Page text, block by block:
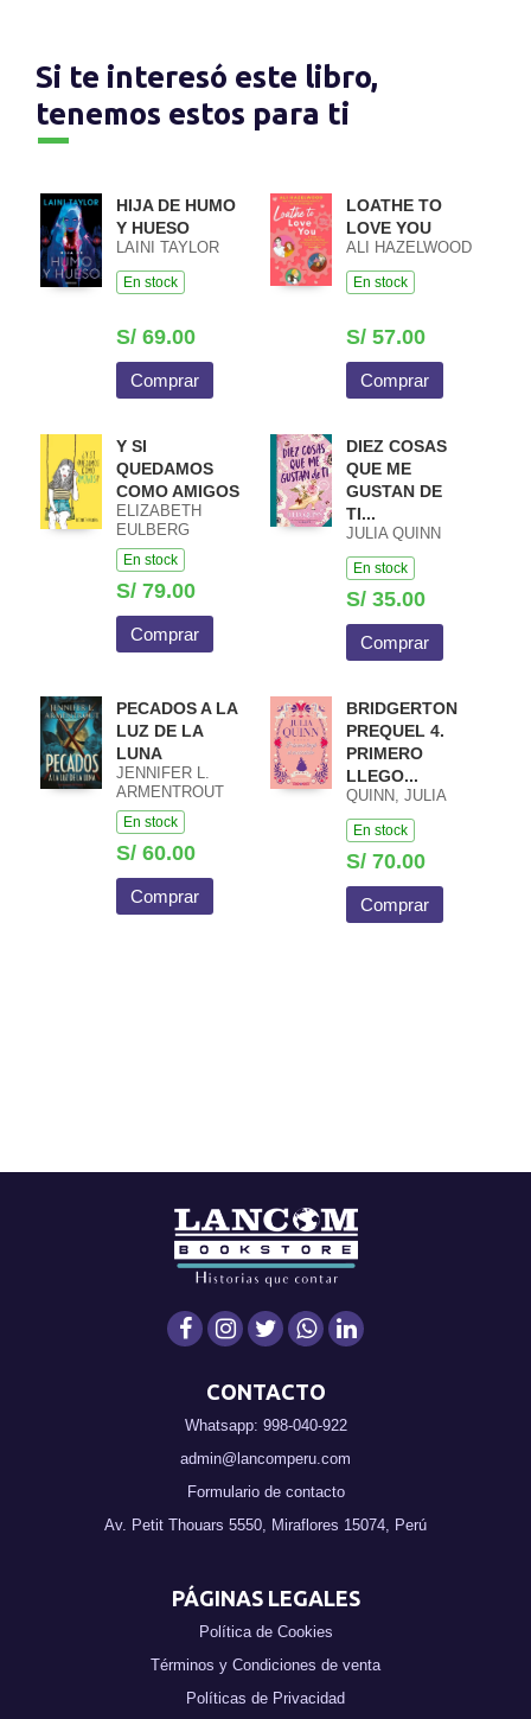
Si te interesó este libro,
tenemos estos para ti
HIJA DE HUMO
Y HUESO
LAINI TAYLOR
En stock
S/ 69.00
Comprar
LOATHE TO
LOVE YOU
ALI HAZELWOOD
En stock
S/ 57.00
Comprar
Y SI
QUEDAMOS
COMO AMIGOS
ELIZABETH
EULBERG
En stock
S/ 79.00
Comprar
DIEZ COSAS
QUE ME
GUSTAN DE
TI...
JULIA QUINN
En stock
S/ 35.00
Comprar
PECADOS A LA
LUZ DE LA
LUNA
JENNIFER L.
ARMENTROUT
En stock
S/ 60.00
Comprar
BRIDGERTON
PREQUEL 4.
PRIMERO
LLEGO...
QUINN, JULIA
En stock
S/ 70.00
Comprar
CONTACTO
Whatsapp: 998-040-922
admin@lancomperu.com
Formulario de contacto
Av. Petit Thouars 5550, Miraflores 15074, Perú
PÁGINAS LEGALES
Política de Cookies
Términos y Condiciones de venta
Políticas de Privacidad